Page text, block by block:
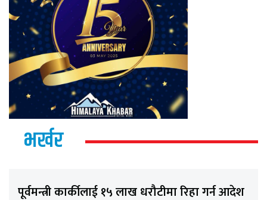
भर्खर
पूर्वमन्त्री कार्कीलाई १५ लाख धरौटीमा रिहा गर्न आदेश